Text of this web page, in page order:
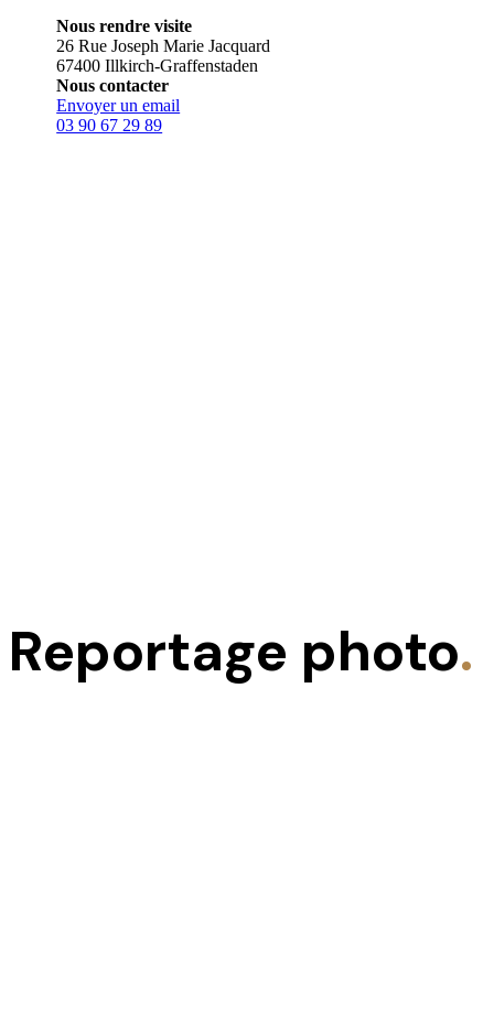
Nous rendre visite
26 Rue Joseph Marie Jacquard
67400 Illkirch-Graffenstaden
Nous contacter
Envoyer un email
03 90 67 29 89
Reportage photo.